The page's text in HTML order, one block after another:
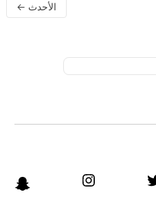
الأحدث ←